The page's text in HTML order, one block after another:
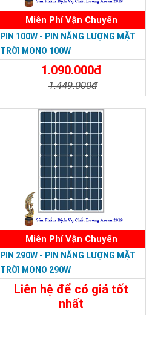
Miễn Phí Vận Chuyển
PIN 100W - PIN NĂNG LƯỢNG MẶT
TRỜI MONO 100W
1.090.000đ
1.449.000đ
Miễn Phí Vận Chuyển
PIN 290W - PIN NĂNG LƯỢNG MẶT
TRỜI MONO 290W
Liên hệ để có giá tốt
nhất